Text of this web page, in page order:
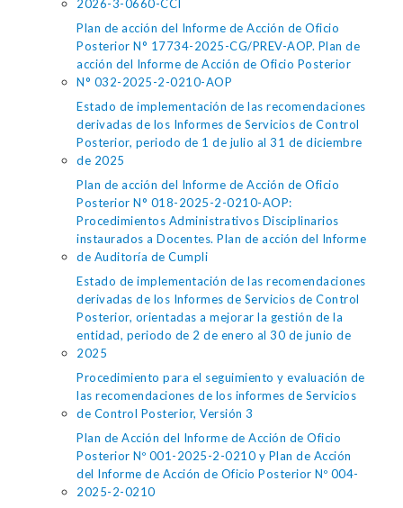
2026-3-0660-CCI
Plan de acción del Informe de Acción de Oficio
Posterior N° 17734-2025-CG/PREV-AOP. Plan de
acción del Informe de Acción de Oficio Posterior
N° 032-2025-2-0210-AOP
Estado de implementación de las recomendaciones
derivadas de los Informes de Servicios de Control
Posterior, periodo de 1 de julio al 31 de diciembre
de 2025
Plan de acción del Informe de Acción de Oficio
Posterior N° 018-2025-2-0210-AOP:
Procedimientos Administrativos Disciplinarios
instaurados a Docentes. Plan de acción del Informe
de Auditoría de Cumpli
Estado de implementación de las recomendaciones
derivadas de los Informes de Servicios de Control
Posterior, orientadas a mejorar la gestión de la
entidad, periodo de 2 de enero al 30 de junio de
2025
Procedimiento para el seguimiento y evaluación de
las recomendaciones de los informes de Servicios
de Control Posterior, Versión 3
Plan de Acción del Informe de Acción de Oficio
Posterior Nº 001-2025-2-0210 y Plan de Acción
del Informe de Acción de Oficio Posterior Nº 004-
2025-2-0210